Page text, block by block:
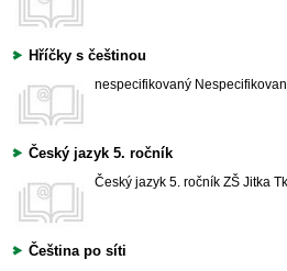
Hříčky s češtinou
nespecifikovaný
Český jazyk 5. ročník
Český jazyk 5. ročník ZŠ Jitka
Čeština po síti